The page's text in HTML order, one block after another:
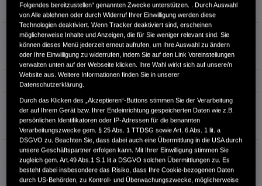
Kraftstoffart Benzin
Getriebe Automatik
Türen 4
Leistung
Hubraum 1.498 cm³
Erstzulassung 11.2017
Bauart Limousine
AUTOHAUS SCHUBERT E.K.
Folgendes bereitzustellen“ genannten Zwecke unterstützen. . Durch Auswahl
von Alle ablehnen oder durch Widerruf Ihrer Einwilligung werden diese
Technologien deaktiviert. Wenn Tracker deaktiviert sind, erscheinen
möglicherweise Inhalte und Anzeigen, die für Sie weniger relevant sind. Sie
können dieses Menü jederzeit erneut aufrufen, um Ihre Auswahl zu ändern
oder Ihre Einwilligung zu widerrufen, indem Sie auf den Link Voreinstellungen
verwalten unten auf der Webseite klicken. Ihre Wahl wirkt sich auf unsere/n
Website aus. Weitere Informationen finden Sie in unserer
Datenschutzerklärung.
Durch das Klicken des „Akzeptieren“-Buttons stimmen Sie der Verarbeitung
der auf Ihrem Gerät bzw. Ihrer Endeinrichtung gespeicherten Daten wie z.B.
persönlichen Identifikatoren oder IP-Adressen für die benannten
Verarbeitungszwecke gem. § 25 Abs. 1 TTDSG sowie Art. 6 Abs. 1 lit. a
DSGVO zu. Beachten Sie, dass dabei auch eine Übermittlung in die USA durch
unsere Geschäftspartner erfolgen kann. Mit Ihrer Einwilligung stimmen Sie
zugleich gem. Art.49 Abs.1 S.1 lit.a DSGVO solchen Übermittlungen zu. Es
besteht dabei insbesondere das Risiko, dass Ihre Cookie-bezogenen Daten
durch US-Behörden, zu Kontroll- und Überwachungszwecke, möglicherweise